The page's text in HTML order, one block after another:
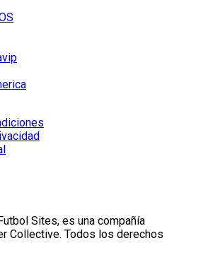
Sites, es una compañía
Collective. Todos los derechos